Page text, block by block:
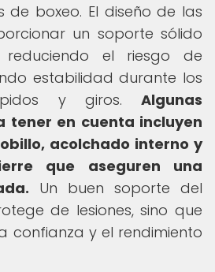
de boxeo. El diseño de las
un soporte sólido
el riesgo de
estabilidad durante los
y giros. Algunas
tener en cuenta incluyen
acolchado interno y
que aseguren una
Un buen soporte del
de lesiones, sino que
confianza y el rendimiento